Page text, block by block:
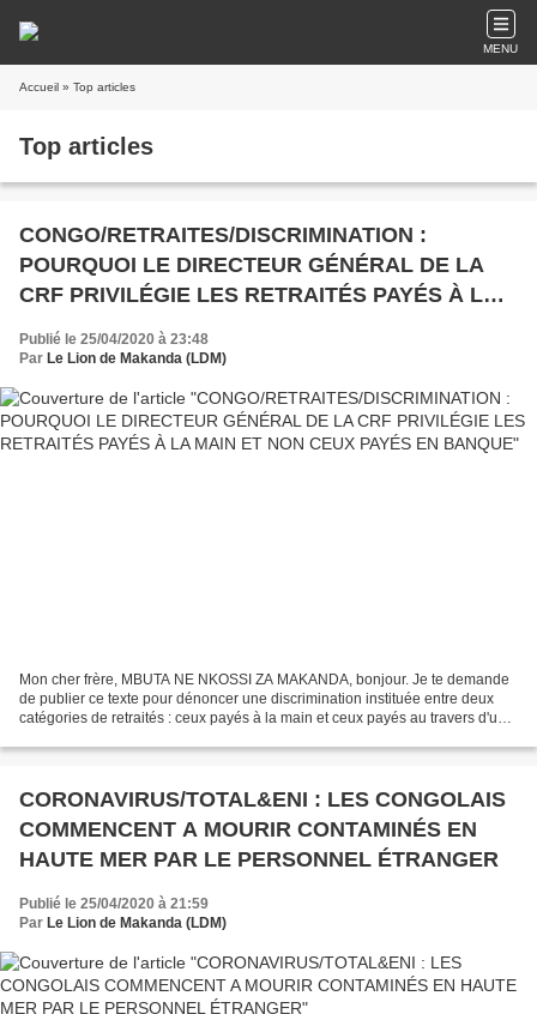
MENU
Accueil » Top articles
Top articles
CONGO/RETRAITES/DISCRIMINATION :
POURQUOI LE DIRECTEUR GÉNÉRAL DE LA
CRF PRIVILÉGIE LES RETRAITÉS PAYÉS À LA
MAIN ET NON CEUX PAYÉS EN BANQUE
Publié le 25/04/2020 à 23:48
Par Le Lion de Makanda (LDM)
Mon cher frère, MBUTA NE NKOSSI ZA MAKANDA, bonjour. Je te demande
de publier ce texte pour dénoncer une discrimination instituée entre deux
catégories de retraités : ceux payés à la main et ceux payés au travers d'un
CORONAVIRUS/TOTAL&ENI : LES CONGOLAIS
COMMENCENT A MOURIR CONTAMINÉS EN
HAUTE MER PAR LE PERSONNEL ÉTRANGER
Publié le 25/04/2020 à 21:59
Par Le Lion de Makanda (LDM)